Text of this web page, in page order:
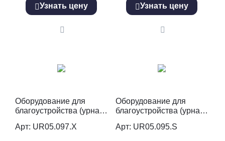
Узнать цену Узнать цену
Оборудование для
благоустройства (урна)
Арт: UR05.097.Х
Оборудование для
благоустройства (урна)
Арт: UR05.095.S